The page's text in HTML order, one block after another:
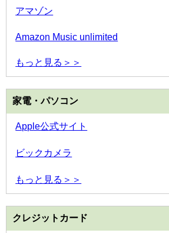
アマゾン
Amazon Music unlimited
もっと見る＞＞
家電・パソコン
Apple公式サイト
ビックカメラ
もっと見る＞＞
クレジットカード